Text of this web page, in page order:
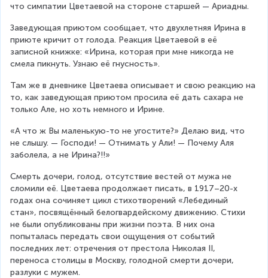
что симпатии Цветаевой на стороне старшей — Ариадны.
Заведующая приютом сообщает, что двухлетняя Ирина в
приюте кричит от голода. Реакция Цветаевой в её
записной книжке: «Ирина, которая при мне никогда не
смела пикнуть. Узнаю её гнусность».
Там же в дневнике Цветаева описывает и свою реакцию на
то, как заведующая приютом просила её дать сахара не
только Але, но хоть немного и Ирине.
«А что ж Вы маленькую-то не угостите?» Делаю вид, что
не слышу. — Господи! — Отнимать у Али! — Почему Аля
заболела, а не Ирина?!!»
Смерть дочери, голод, отсутствие вестей от мужа не
сломили её. Цветаева продолжает писать, в 1917–20-х
годах она сочиняет цикл стихотворений «Лебединый
стан», посвящённый белогвардейскому движению. Стихи
не были опубликованы при жизни поэта. В них она
попыталась передать свои ощущения от событий
последних лет: отречения от престола Николая II,
переноса столицы в Москву, голодной смерти дочери,
разлуки с мужем.